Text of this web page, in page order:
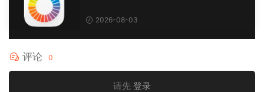
2026-08-03
评论 0
请先 登录